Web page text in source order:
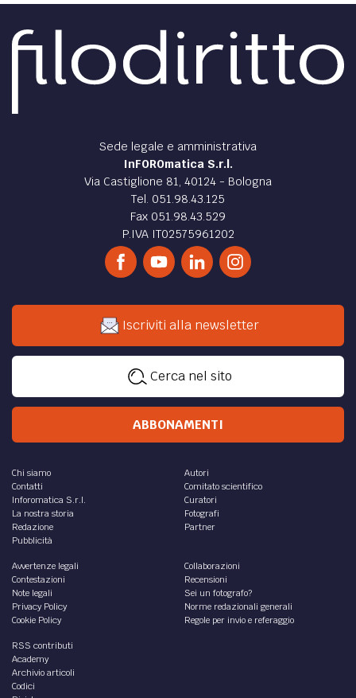
Sede legale e amministrativa
InFOROmatica S.r.l.
Via Castiglione 81, 40124 - Bologna
Tel. 051.98.43.125
Fax 051.98.43.529
P.IVA IT02575961202
Iscriviti alla newsletter
Cerca nel sito
ABBONAMENTI
Chi siamo
Contatti
Inforomatica S.r.l.
La nostra storia
Redazione
Pubblicità
Autori
Comitato scientifico
Curatori
Fotografi
Partner
Avvertenze legali
Contestazioni
Note legali
Privacy Policy
Cookie Policy
Collaborazioni
Recensioni
Sei un fotografo?
Norme redazionali generali
Regole per invio e referaggio
RSS contributi
Academy
Archivio articoli
Codici